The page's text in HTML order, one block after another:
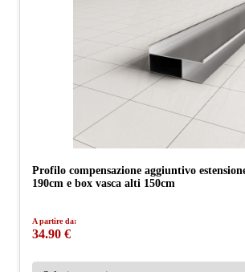
Profilo compensazione aggiuntivo
190cm e box vasca alti 150cm
A partire da:
34.90 €